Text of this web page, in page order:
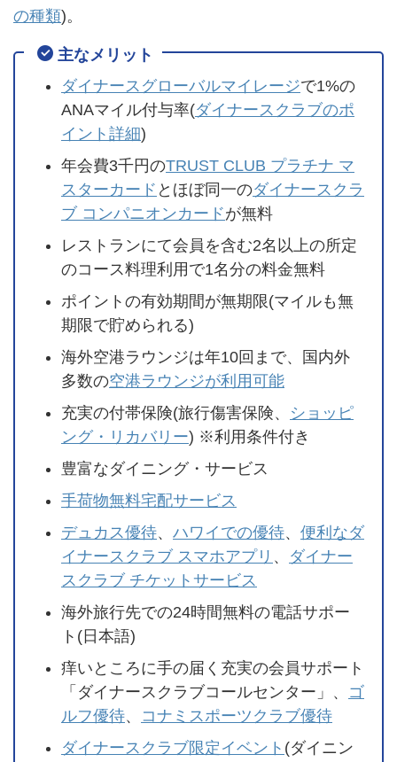
の種類)。
主なメリット
ダイナースグローバルマイレージで1%の
ANAマイル付与率(ダイナースクラブのポ
イント詳細)
年会費3千円のTRUST CLUB プラチナ マ
スターカード とほぼ同一のダイナースクラ
ブ コンパニオンカードが無料
レストランにて会員を含む2名以上の所定
のコース料理利用で1名分の料金無料
ポイントの有効期間が無期限(マイルも無
期限で貯められる)
海外空港ラウンジは年10回まで、国内外
多数の空港ラウンジが利用可能
充実の付帯保険(旅行傷害保険、 ショッピ
ング・リカバリー) ※利用条件付き
豊富なダイニング・サービス
手荷物無料宅配サービス
デュカス優待、 ハワイでの優待、 便利なダ
イナースクラブ スマホアプリ 、 ダイナー
スクラブ チケットサービス
海外旅行先での24時間無料の電話サポー
ト(日本語)
痒いところに手の届く充実の会員サポート
「ダイナースクラブコールセンター」、 ゴ
ルフ優待、 コナミスポーツクラブ優待
ダイナースクラブ限定イベント (ダイニン